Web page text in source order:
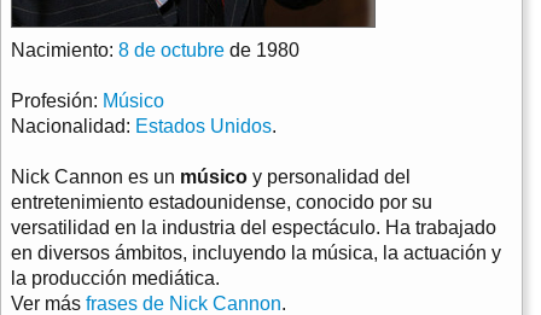
Nacimiento: 8 de octubre de 1980
Profesión: Músico
Nacionalidad: Estados Unidos.
Nick Cannon es un músico y personalidad del
entretenimiento estadounidense, conocido por su
versatilidad en la industria del espectáculo. Ha trabajado
en diversos ámbitos, incluyendo la música, la actuación y
la producción mediática.
Ver más frases de Nick Cannon.